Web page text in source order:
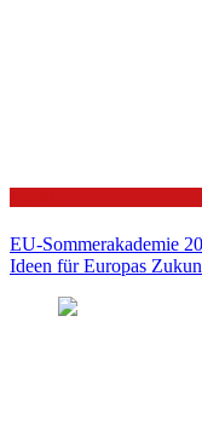
EU-Sommerakademie
Ideen für Europas